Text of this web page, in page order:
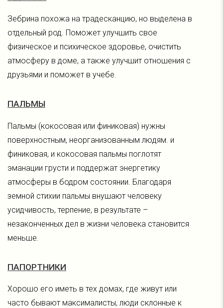
Зебрина похожа на традесканцию, но выделена в
отдельный род. Поможет улучшить свое
физическое и психическое здоровье, очистить
атмосферу в доме, а также улучшит отношения с
друзьями и поможет в учебе.
ПАЛЬМЫ
Пальмы (кокосовая или финиковая) нужны
поверхностным, неорганизованным людям. и
финиковая, и кокосовая пальмы поглотят
эманации грусти и поддержат энергетику
атмосферы в бодром состоянии. Благодаря
земной стихии пальмы внушают человеку
усидчивость, терпение, в результате –
незаконченных дел в жизни человека становится
меньше.
ПАПОРТНИКИ
Хорошо его иметь в тех домах, где живут или
часто бывают максималисты, люди склонные к